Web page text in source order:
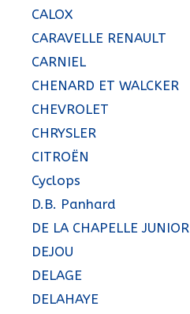
CALOX
CARAVELLE RENAULT
CARNIEL
CHENARD ET WALCKER
CHEVROLET
CHRYSLER
CITROËN
Cyclops
D.B. Panhard
DE LA CHAPELLE JUNIOR
DEJOU
DELAGE
DELAHAYE